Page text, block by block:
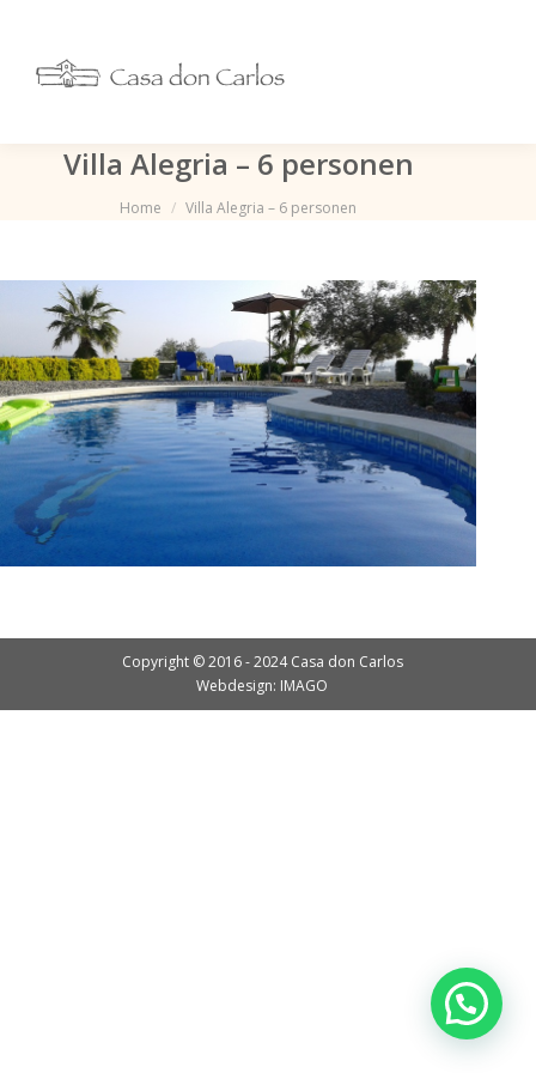
Villa Alegria – 6 personen
Je bent hier:
Home Villa Alegria – 6 personen
Copyright © 2016 - 2024 Casa don Carlos
Webdesign: IMAGO